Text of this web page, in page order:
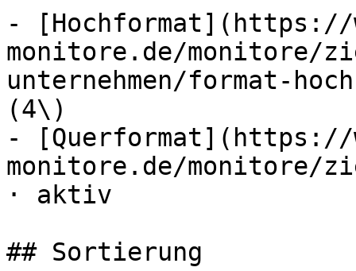
- [Hochformat](https://
monitore.de/monitore/
unternehmen/format-
(4\)
- [Querformat](https://
monitore.de/monitore/
· aktiv
## Sortierung